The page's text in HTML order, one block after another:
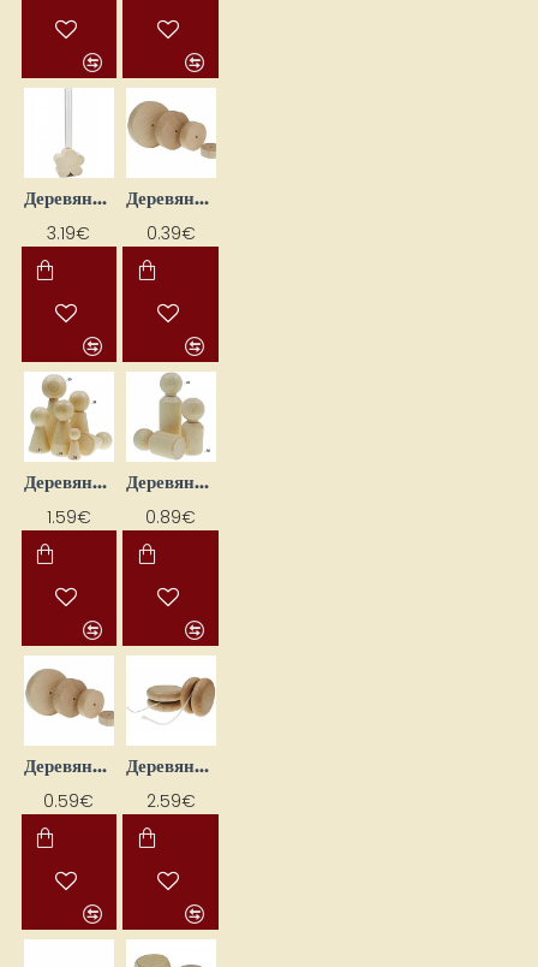
Деревянная подставка для пробирок из стекла - цветок
3.19€
Деревянная пряжа с отверстиями
0.39€
Деревянная счетная кость (68 x 29 мм, 1 шт.)
1.59€
Деревянная счетная кость (70 x 21 мм, 1 шт.)
0.89€
Деревянная турка с отверстием
0.59€
Деревянное йо-йо (60 x 13 мм)
2.59€